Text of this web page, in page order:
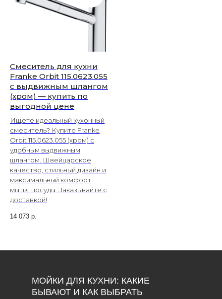
Смеситель для кухни
Franke Orbit 115.0623.055
с выдвижным шлангом
(хром) — купить по
выгодной цене
Ищете идеальный кухонный
смеситель? Купите Franke
Orbit 115.0623.055 (хром) с
удобным выдвижным
шлангом. Швейцарское
качество, стильный дизайн и
максимальный комфорт
мытья посуды. Заказывайте с
доставкой!
14 073 р.
МОЙКИ ДЛЯ КУХНИ: КАКИЕ
БЫВАЮТ И КАК ВЫБРАТЬ